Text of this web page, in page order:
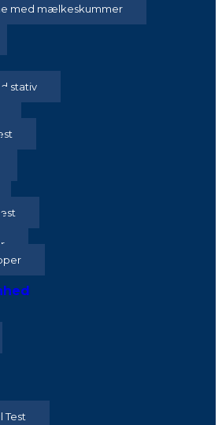
med mælkeskummer
stativ
Test